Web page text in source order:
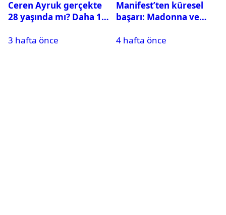
Ceren Ayruk gerçekte
28 yaşında mı? Daha 17
3 hafta önce
Manifest’ten küresel
başarı: Madonna ve
bıraktı
4 hafta önce